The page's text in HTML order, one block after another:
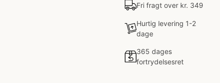
Fri fragt over kr. 349
Hurtig levering 1-2
dage
365 dages
fortrydelsesret